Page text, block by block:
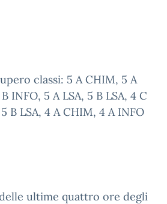
classi: 5 A CHIM, 5 A
INFO, 5 A LSA, 5 B LSA, 4 C
B LSA, 4 A CHIM, 4 A INFO
ultime quattro ore degli